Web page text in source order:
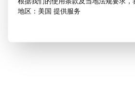
地区：美国 提供服务